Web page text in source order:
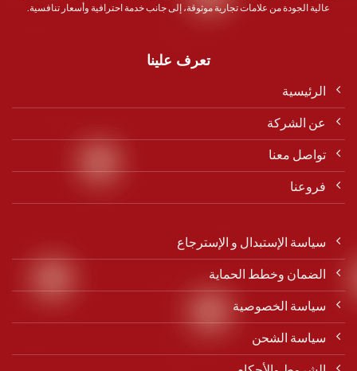
عالية الجودة من علامات تجارية موثوقة، إلى جانب خدمة احترافية وأسعار تنافسية.
تعرف علينا
الرئيسية
عن الشركة
تواصل معنا
فروعنا
سياسة الإستبدال و الإسترجاع
الضمان وخطط الحماية
سياسة الخصوصية
سياسة الشحن